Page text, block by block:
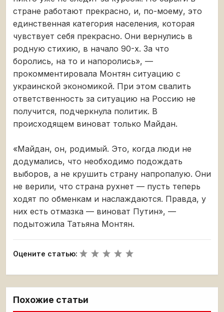
стране работают прекрасно, и, по-моему, это
единственная категория населения, которая
чувствует себя прекрасно. Они вернулись в
родную стихию, в начало 90-х. За что
боролись, на то и напоролись», —
прокомментировала Монтян ситуацию с
украинской экономикой. При этом свалить
ответственность за ситуацию на Россию не
получится, подчеркнула политик. В
происходящем виноват только Майдан.
«Майдан, он, родимый. Это, когда люди не
додумались, что необходимо подождать
выборов, а не крушить страну напропалую. Они
не верили, что страна рухнет — пусть теперь
ходят по обменкам и наслаждаются. Правда, у
них есть отмазка — виноват Путин», —
подытожила Татьяна Монтян.
Оцените статью:
Похожие статьи